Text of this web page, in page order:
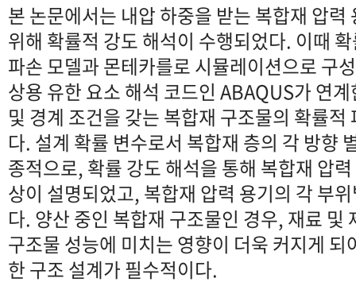
본 논문에서는 내압 하중을 받는 복합재 압
위해 확률적 강도 해석이 수행되었다. 이때
파손 모델과 몬테카를로 시뮬레이션으로 구
상용 유한 요소 해석 코드인 ABAQUS가 연
및 경계 조건을 갖는 복합재 구조물의 확률
다. 설계 확률 변수로서 복합재 층의 각 방향
종적으로, 확률 강도 해석을 통해 복합재 압
상이 설명되었고, 복합재 압력 용기의 각 부
다. 양산 중인 복합재 구조물인 경우, 재료 및
구조물 성능에 미치는 영향이 더욱 커지게
한 구조 설계가 필수적이다.